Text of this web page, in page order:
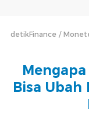
detikFinance
Bisa Ubah